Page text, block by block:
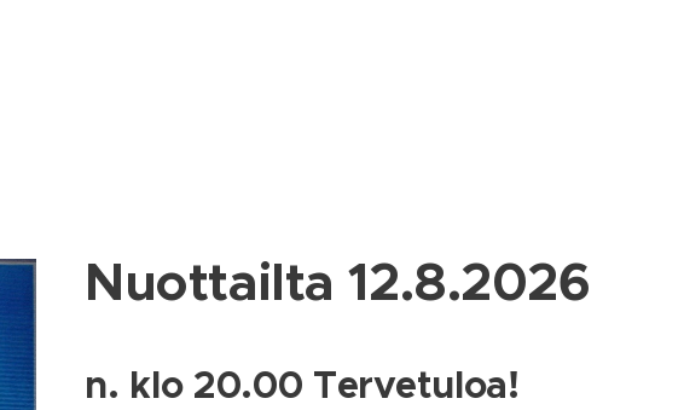
Nuottailta 12.8.2026
n. klo 20.00 Tervetuloa!